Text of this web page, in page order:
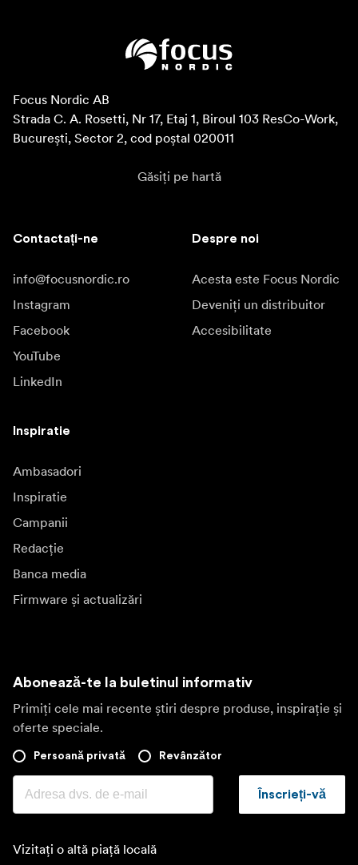
Focus Nordic AB
Strada C. A. Rosetti, Nr 17, Etaj 1, Biroul 103 ResCo-Work,
București, Sector 2, cod poștal 020011
Găsiți pe hartă
Contactați-ne
info@focusnordic.ro
Instagram
Facebook
YouTube
LinkedIn
Despre noi
Acesta este Focus Nordic
Deveniți un distribuitor
Accesibilitate
Inspiratie
Ambasadori
Inspiratie
Campanii
Redacție
Banca media
Firmware și actualizări
Abonează-te la buletinul informativ
Primiți cele mai recente știri despre produse, inspirație și
oferte speciale.
Persoană privată Revânzător
Înscrieți-vă
Vizitați o altă piață locală